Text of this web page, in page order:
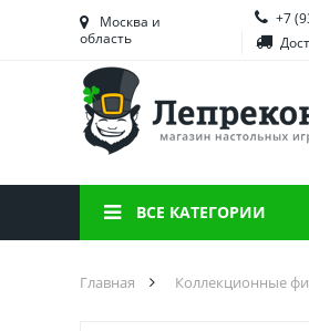
Башкортостан
Брянская область
Вологодская область
Воронежская область
Иркутская область
Москва и
область
+7
ВСЕ КАТЕГОРИИ
Главная Коллекционные